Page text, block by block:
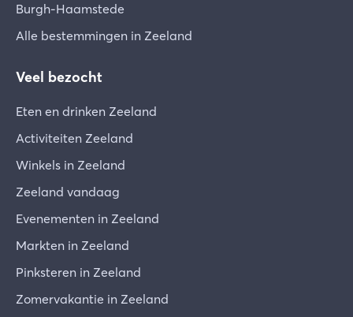
Burgh-Haamstede
Alle bestemmingen in Zeeland
Veel bezocht
Eten en drinken Zeeland
Activiteiten Zeeland
Winkels in Zeeland
Zeeland vandaag
Evenementen in Zeeland
Markten in Zeeland
Pinksteren in Zeeland
Zomervakantie in Zeeland